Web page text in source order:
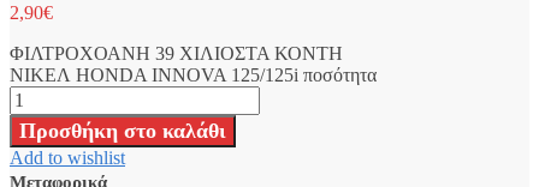
2,90€
ΦΙΛΤΡΟΧΟΑΝΗ 39 ΧΙΛΙΟΣΤΑ ΚΟΝΤΗ
ΝΙΚΕΛ HONDA INNOVA 125/125i ποσότητα
Προσθήκη στο καλάθι
Add to wishlist
Μεταφορικά